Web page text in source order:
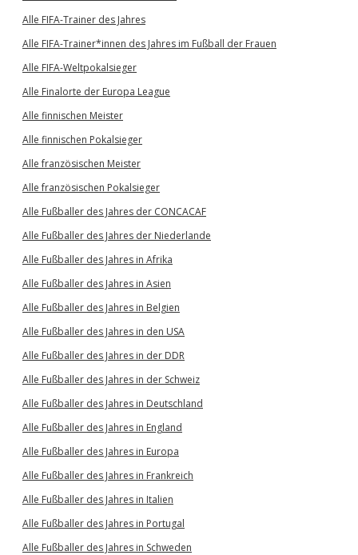
Alle FIFA-Trainer des Jahres
Alle FIFA-Trainer*innen des Jahres im Fußball der Frauen
Alle FIFA-Weltpokalsieger
Alle Finalorte der Europa League
Alle finnischen Meister
Alle finnischen Pokalsieger
Alle französischen Meister
Alle französischen Pokalsieger
Alle Fußballer des Jahres der CONCACAF
Alle Fußballer des Jahres der Niederlande
Alle Fußballer des Jahres in Afrika
Alle Fußballer des Jahres in Asien
Alle Fußballer des Jahres in Belgien
Alle Fußballer des Jahres in den USA
Alle Fußballer des Jahres in der DDR
Alle Fußballer des Jahres in der Schweiz
Alle Fußballer des Jahres in Deutschland
Alle Fußballer des Jahres in England
Alle Fußballer des Jahres in Europa
Alle Fußballer des Jahres in Frankreich
Alle Fußballer des Jahres in Italien
Alle Fußballer des Jahres in Portugal
Alle Fußballer des Jahres in Schweden